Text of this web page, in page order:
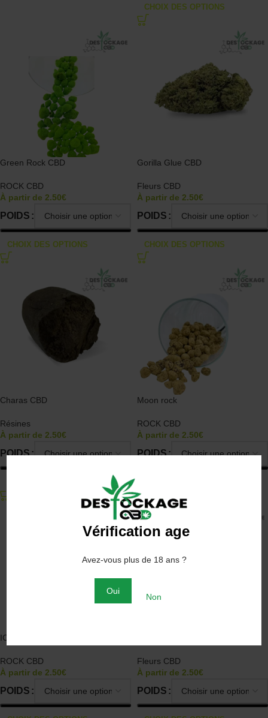
CHOIX DES OPTIONS
Green Rock CBD
ROCK CBD
À partir de 2.50€
POIDS
CHOIX DES OPTIONS
Gorilla Glue CBD
Fleurs CBD
À partir de 2.50€
POIDS
CHOIX DES OPTIONS
Charas CBD
Résines
À partir de 2.50€
POIDS
Moon rock
ROCK CBD
À partir de 2.50€
POIDS
ICE Rock CBD
ROCK CBD
À partir de 2.50€
POIDS
Fleurs CBD
À partir de 2.50€
POIDS
Vérification age
Avez-vous plus de 18 ans ?
Oui
Non